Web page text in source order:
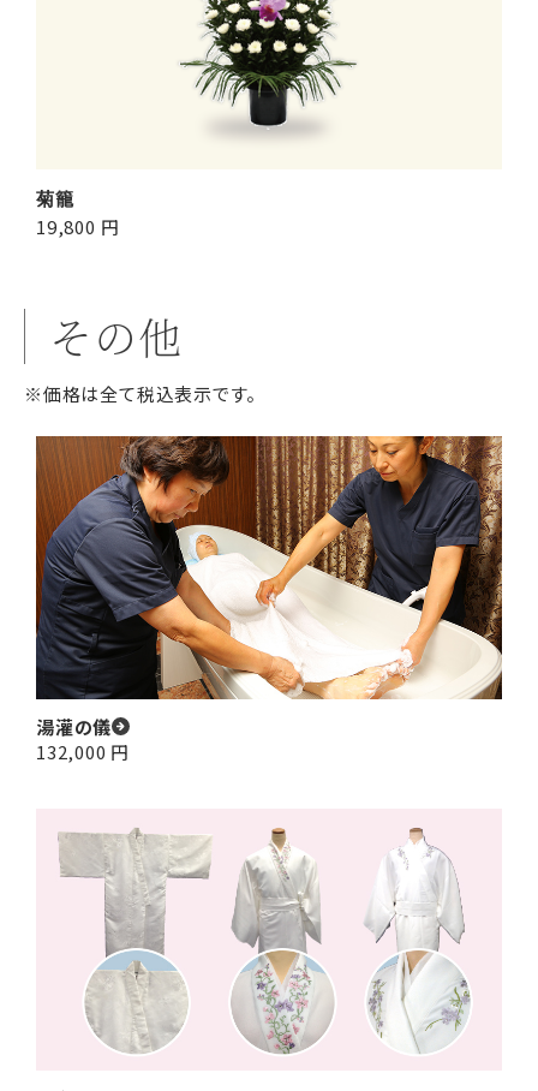
菊籠
19,800 円
その他
※価格は全て税込表示です。
湯灌の儀
132,000 円